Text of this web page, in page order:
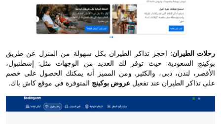
رحلات الطيران: احجز تذاكر الطيران بكل سهولة من المنزل عن طريق
بوكينج السعودية. حيث توفر لك العديد من الوجهات مثل: إسطنبول،
الأقصر، لندن، دبي، والكثير. ومن المميز أنه يمكنك الحصول على خصم
على تذاكر الطيران عند تفعيل عروض بوكينج المتوفرة في موقع كاش باك.